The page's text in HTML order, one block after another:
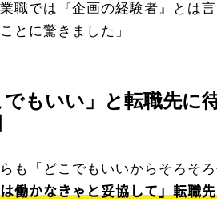
職では『企画の経験者』とは
とに驚きました」
でもいい」と転職先に
も「どこでもいいからそろそ
働かなきゃと妥協して」転職